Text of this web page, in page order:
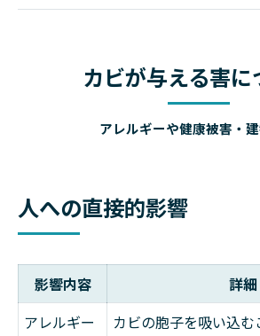
カビが与える害に
アレルギーや健康被害・
人への直接的影響
影響内容
詳細
アレルギー
カビの胞子を吸い込